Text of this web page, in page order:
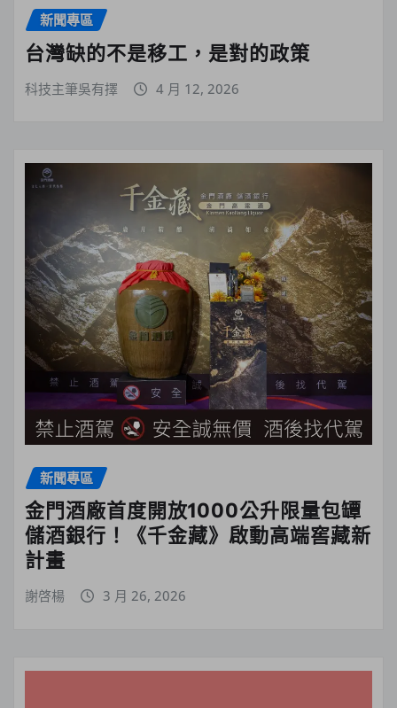
新聞專區
台灣缺的不是移工，是對的政策
科技主筆吳有擇 4 月 12, 2026
新聞專區
金門酒廠首度開放1000公升限量包罈
儲酒銀行！《千金藏》啟動高端窖藏新
計畫
謝啓楊 3 月 26, 2026